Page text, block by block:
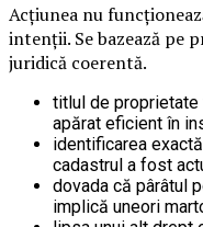
Acțiunea nu
intenții. Se bazează pe
juridică coerentă.
titlul de proprietate
apărat eficient în
identificarea
cadastrul a fost
dovada că pârâtul
implică uneori